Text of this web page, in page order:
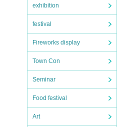
exhibition
festival
Fireworks display
Town Con
Seminar
Food festival
Art